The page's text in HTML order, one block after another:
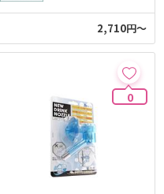
2,710円～
0